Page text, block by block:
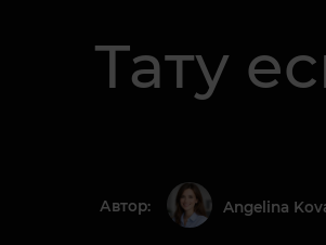
Тату
Автор: Angelina